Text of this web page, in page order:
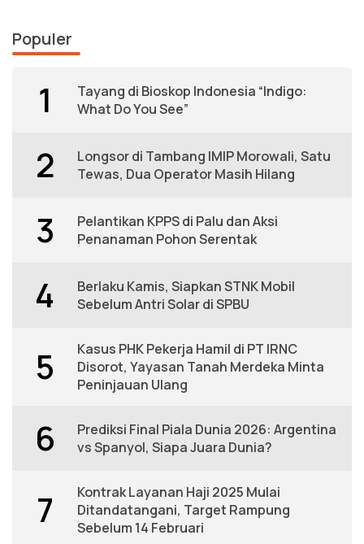
Populer
1
Tayang di Bioskop Indonesia “Indigo:
What Do You See”
2
Longsor di Tambang IMIP Morowali, Satu
Tewas, Dua Operator Masih Hilang
3
Pelantikan KPPS di Palu dan Aksi
Penanaman Pohon Serentak
4
Berlaku Kamis, Siapkan STNK Mobil
Sebelum Antri Solar di SPBU
5
Kasus PHK Pekerja Hamil di PT IRNC
Disorot, Yayasan Tanah Merdeka Minta
Peninjauan Ulang
6
Prediksi Final Piala Dunia 2026: Argentina
vs Spanyol, Siapa Juara Dunia?
7
Kontrak Layanan Haji 2025 Mulai
Ditandatangani, Target Rampung
Sebelum 14 Februari